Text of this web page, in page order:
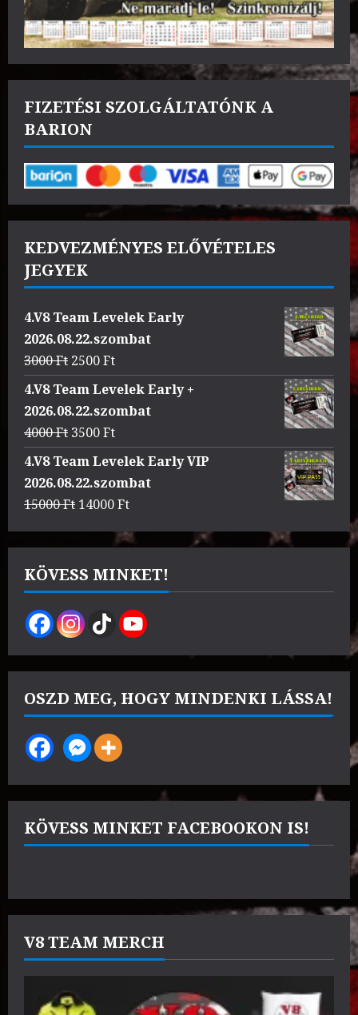
FIZETÉSI SZOLGÁLTATÓNK A
BARION
KEDVEZMÉNYES ELŐVÉTELES
JEGYEK
4.V8 Team Levelek Early
2026.08.22.szombat
3000Ft Original
price
was:
3000 Ft.
2500FtCurrent
price
4.V8 Team Levelek Early +
2026.08.22.szombat
4000Ft Original
price
was:
4000 Ft.
3500FtCurrent
price
3500 Ft.
4.V8 Team Levelek Early VIP
2026.08.22.szombat
15000Ft Original
was:
15000 Ft.
14000FtCurrent
is:
14000 Ft.
KÖVESS MINKET!
OSZD MEG, HOGY MINDENKI LÁSSA!
KÖVESS MINKET FACEBOOKON IS!
V8 TEAM MERCH